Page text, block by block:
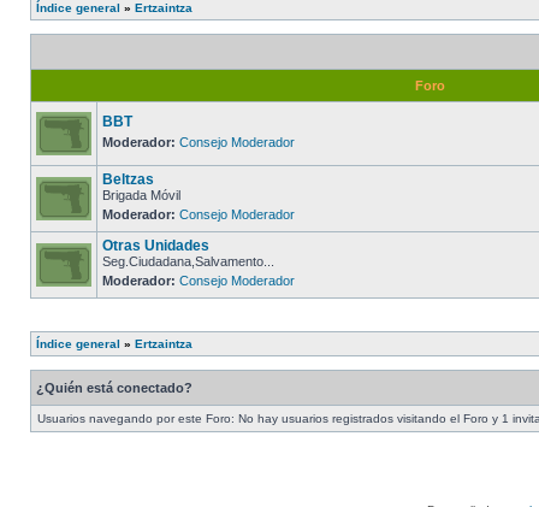
Índice general » Ertzaintza
Foro
BBT
Moderador: Consejo Moderador
Beltzas
Brigada Móvil
Moderador: Consejo Moderador
Otras Unidades
Seg.Ciudadana,Salvamento...
Moderador: Consejo Moderador
Índice general » Ertzaintza
¿Quién está conectado?
Usuarios navegando por este Foro: No hay usuarios registrados visitando el Foro y 1